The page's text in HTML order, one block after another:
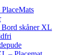
skåner XL